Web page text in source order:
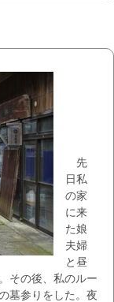
先
日私
の家
に来
た娘
夫婦
と昼
その後、私のルー
墓参りをした。夜